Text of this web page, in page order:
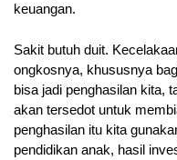
keuangan.
Sakit butuh duit.
ongkosnya, khususnya
bisa jadi penghasilan kita,
akan tersedot untuk
penghasilan itu kita
pendidikan anak, hasil